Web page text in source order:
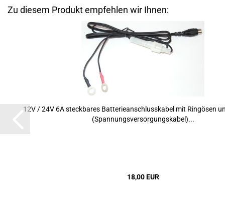
Zu diesem Produkt empfehlen wir Ihnen:
12V / 24V 6A steck­ba­res Bat­te­rie­an­schluss­ka­bel mit Rin­gösen
(Span­nungs­ver­sor­gungs­ka­bel)...
18,00 EUR